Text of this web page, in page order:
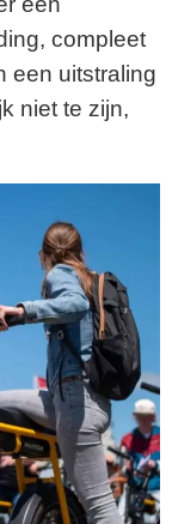
compleet
een uitstraling
niet te zijn,